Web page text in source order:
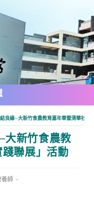
良緣─大新竹食農教育嘉年華暨清華社會
大新竹食農教
聯展」活動
養師